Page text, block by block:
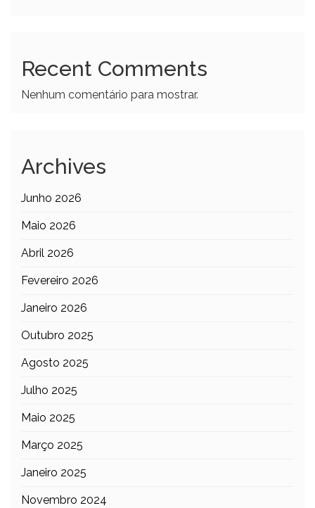
Recent Comments
Nenhum comentário para mostrar.
Archives
Junho 2026
Maio 2026
Abril 2026
Fevereiro 2026
Janeiro 2026
Outubro 2025
Agosto 2025
Julho 2025
Maio 2025
Março 2025
Janeiro 2025
Novembro 2024